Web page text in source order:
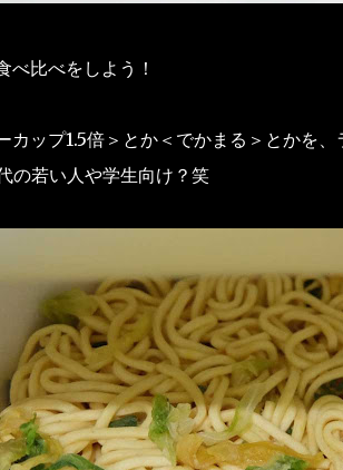
べ比べをしよう！
カップ1.5倍＞とか＜でかまる＞とかを、
の若い人や学生向け？笑